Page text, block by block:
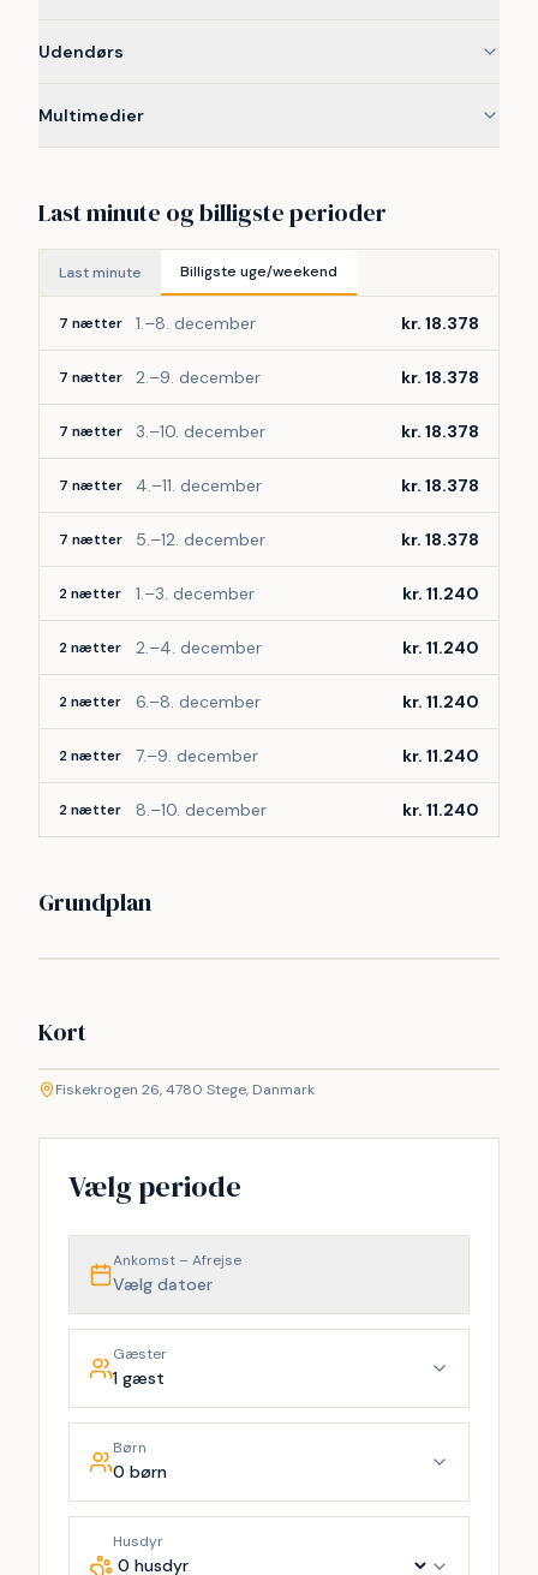
Udendørs
Multimedier
Last minute og billigste perioder
Last minute Billigste uge/weekend
7 nætter 1.–8. december kr. 18.378
7 nætter 2.–9. december kr. 18.378
7 nætter 3.–10. december kr. 18.378
7 nætter 4.–11. december kr. 18.378
7 nætter 5.–12. december kr. 18.378
2 nætter 1.–3. december kr. 11.240
2 nætter 2.–4. december kr. 11.240
2 nætter 6.–8. december kr. 11.240
2 nætter 7.–9. december kr. 11.240
2 nætter 8.–10. december kr. 11.240
Grundplan
Kort
+
−
Fiskekrogen 26, 4780 Stege, Danmark
Vælg periode
Ankomst – Afrejse
Vælg datoer
Gæster
1 gæst
Børn
0 børn
Husdyr